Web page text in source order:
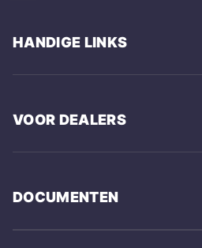
HANDIGE LINKS
VOOR DEALERS
DOCUMENTEN